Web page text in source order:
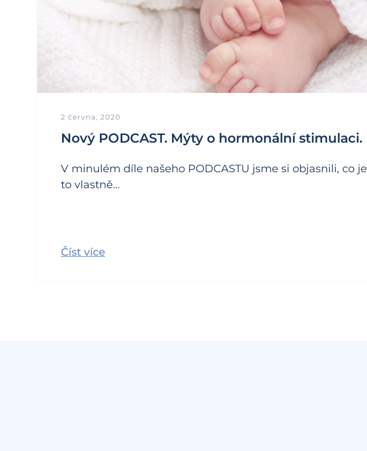
2 června, 2020
Nový PODCAST. Mýty o hormonální stimulaci.
V minulém díle našeho PODCASTU jsme si objasnili, co je
to vlastně…
Číst více